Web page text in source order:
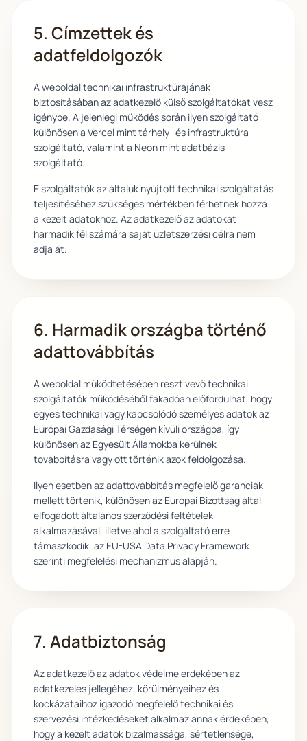
5. Címzettek és
adatfeldolgozók
A weboldal technikai infrastruktúrájának
biztosításában az adatkezelő külső szolgáltatókat vesz
igénybe. A jelenlegi működés során ilyen szolgáltató
különösen a Vercel mint tárhely- és infrastruktúra-
szolgáltató, valamint a Neon mint adatbázis-
szolgáltató.
E szolgáltatók az általuk nyújtott technikai szolgáltatás
teljesítéséhez szükséges mértékben férhetnek hozzá
a kezelt adatokhoz. Az adatkezelő az adatokat
harmadik fél számára saját üzletszerzési célra nem
adja át.
6. Harmadik országba történő
adattovábbítás
A weboldal működtetésében részt vevő technikai
szolgáltatók működéséből fakadóan előfordulhat, hogy
egyes technikai vagy kapcsolódó személyes adatok az
Európai Gazdasági Térségen kívüli országba, így
különösen az Egyesült Államokba kerülnek
továbbításra vagy ott történik azok feldolgozása.
Ilyen esetben az adattovábbítás megfelelő garanciák
mellett történik, különösen az Európai Bizottság által
elfogadott általános szerződési feltételek
alkalmazásával, illetve ahol a szolgáltató erre
támaszkodik, az EU-USA Data Privacy Framework
szerinti megfelelési mechanizmus alapján.
7. Adatbiztonság
Az adatkezelő az adatok védelme érdekében az
adatkezelés jellegéhez, körülményeihez és
kockázataihoz igazodó megfelelő technikai és
szervezési intézkedéseket alkalmaz annak érdekében,
hogy a kezelt adatok bizalmassága, sértetlensége,